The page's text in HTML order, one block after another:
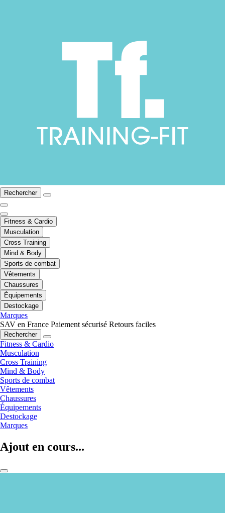
Rechercher
Fitness & Cardio
Musculation
Cross Training
Mind & Body
Sports de combat
Vêtements
Chaussures
Équipements
Destockage
Marques
SAV en France Paiement sécurisé Retours faciles
Rechercher
Fitness & Cardio
Musculation
Cross Training
Mind & Body
Sports de combat
Vêtements
Chaussures
Équipements
Destockage
Marques
Ajout en cours...